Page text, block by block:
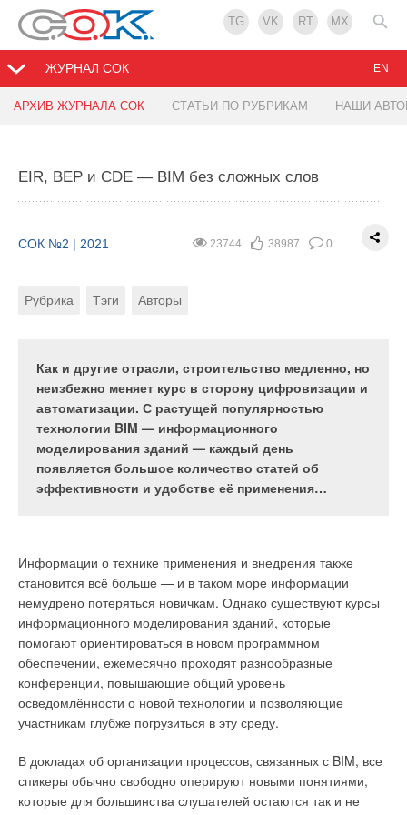
TG VK RT MX
ЖУРНАЛ СОК
АРХИВ ЖУРНАЛА СОК СТАТЬИ ПО РУБРИКАМ НАШИ
EN
EIR, BEP и СDE — BIM без сложных слов
23744 38987 0
СОК №2 | 2021
Рубрика Тэги Авторы
Как и другие отрасли, строительство медленно, но
неизбежно меняет курс в сторону цифровизации и
автоматизации. С растущей популярностью
технологии BIM — информационного
моделирования зданий — каждый день
появляется большое количество статей об
эффективности и удобстве её применения…
Информации о технике применения и внедрения также
становится всё больше — и в таком море информации
немудрено потеряться новичкам. Однако существуют курсы
информационного моделирования зданий, которые
помогают ориентироваться в новом программном
обеспечении, ежемесячно проходят разнообразные
конференции, повышающие общий уровень
осведомлённости о новой технологии и позволяющие
участникам глубже погрузиться в эту среду.
В докладах об организации процессов, связанных с BIM, все
спикеры обычно свободно оперируют новыми понятиями,
которые для большинства слушателей остаются так и не
основе Autodesk Forge
деятельности человека, навсегда изменив быт:
мобильный банкинг, «умные» бытовые приборы,
определение геолокации, криптовалюты,
облачные сервисы, голосовые помощники,
беспилотные летательные аппараты… Не стала
исключением и строительная отрасль.
Новые технологии, связанные с информационным
моделированием, всё плотнее входят в профессиональную
деятельность участников строительной индустрии. В области
6270 6 0
СОК №2 | 2021
основании информационной модели.
BIM, ставший реальностью
Ещё несколько лет назад о технологии информационного
моделирования говорили, как о технологии будущего.
наглядность и максимальная детализация проектирования,
возможность получения полной информации об объектах
модели, использование её на всех этапах жизненного цикла,
были по достоинству оценены представителями отрасли.
BIM-системы приобрели популярность.
В связи с этим стали появляться приложения к ним,
расширяющие возможности использования BIM-
инструментов. Например, приложения для получения
в разы упрощают и ускоряют работу специалистов.
Новые BIM-реалии — инженерные расчёты